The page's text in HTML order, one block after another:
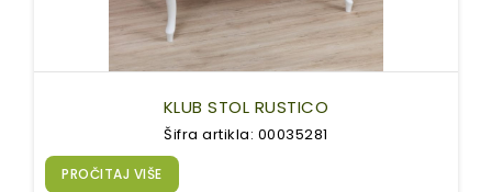
KLUB STOL RUSTICO
Šifra artikla: 00035281
PROČITAJ VIŠE